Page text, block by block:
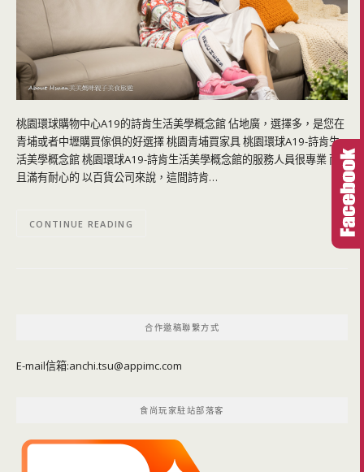
桃園環球購物中心A19的詩肯生活美學概念館 佔地廣，選擇多，是您在
青埔或者中壢購買傢俱的好選擇 桃園青埔買家具 桃園環球A19-詩肯生
活美學概念館 桃園環球A19-詩肯生活美學概念館的服務人員很專業 而
且滿有耐心的 以百貨公司來說，這間詩肯…
CONTINUE READING
合作邀稿聯繫方式
E-mail信箱:anchi.tsu@appimc.com
食尚玩家駐站部落客